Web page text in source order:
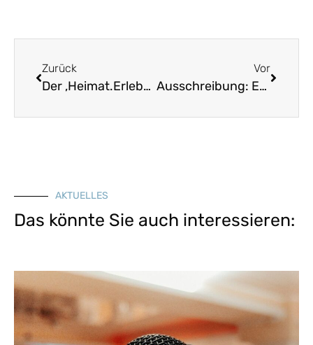
Zurück
Der ‚Heimat.Erlebnistag‘ geht am 5. Mai 2024 in die zweite Runde!
Vor
Ausschreibung: Ehrenamtspreis 2024 der Versicherungskammer Stiftung
AKTUELLES
Das könnte Sie auch interessieren: